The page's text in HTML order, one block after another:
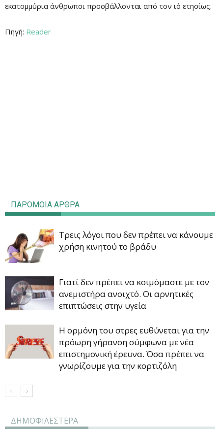
εκατομμύρια άνθρωποι προσβάλλονται από τον ιό ετησίως.
Πηγή: Reader
ΠΑΡΟΜΟΙΑ ΑΡΘΡΑ
Τρεις λόγοι που δεν πρέπει να κάνουμε
χρήση κινητού το βράδυ
Γιατί δεν πρέπει να κοιμόμαστε με τον
ανεμιστήρα ανοιχτό. Οι αρνητικές
επιπτώσεις στην υγεία
Η ορμόνη του στρες ευθύνεται για την
πρόωρη γήρανση σύμφωνα με νέα
επιστημονική έρευνα. Όσα πρέπει να
γνωρίζουμε για την κορτιζόλη
ΔΗΜΟΦΙΛΕΣΤΕΡΑ